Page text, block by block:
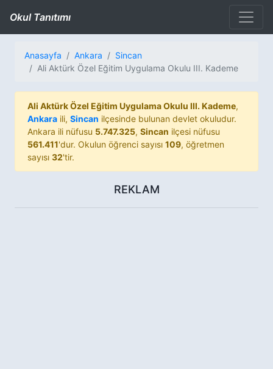
Okul Tanıtımı
Anasayfa Ankara
Sincan
Ali Aktürk Özel Eğitim Uygulama Okulu III. Kademe
Ali Aktürk Özel Eğitim Uygulama Okulu III. Kademe,
Ankara ili, Sincan ilçesinde bulunan devlet okuludur.
Ankara ili nüfusu 5.747.325, Sincan ilçesi nüfusu
561.411'dur. Okulun öğrenci sayısı 109, öğretmen
sayısı 32'tir.
REKLAM